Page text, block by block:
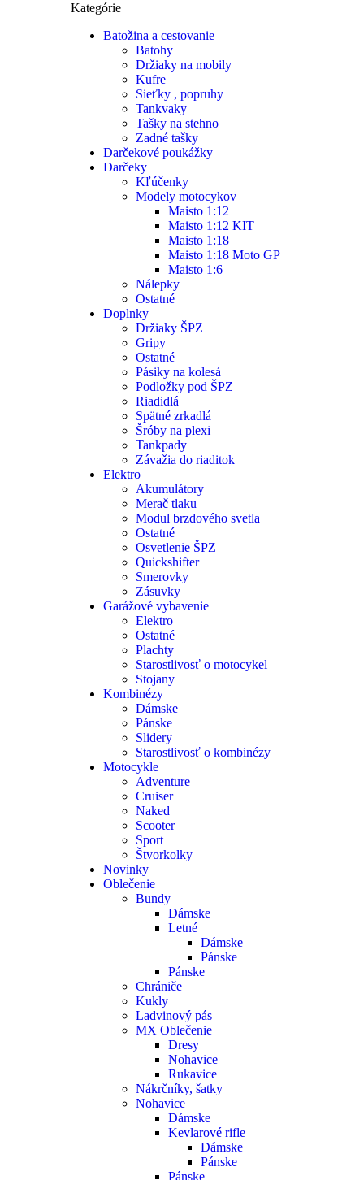
Kategórie
Batožina a cestovanie
Batohy
Držiaky na mobily
Kufre
Sieťky , popruhy
Tankvaky
Tašky na stehno
Zadné tašky
Darčekové poukážky
Darčeky
Kľúčenky
Modely motocykov
Maisto 1:12
Maisto 1:12 KIT
Maisto 1:18
Maisto 1:18 Moto GP
Maisto 1:6
Nálepky
Ostatné
Doplnky
Držiaky ŠPZ
Gripy
Ostatné
Pásiky na kolesá
Podložky pod ŠPZ
Riadidlá
Spätné zrkadlá
Šróby na plexi
Tankpady
Závažia do riaditok
Elektro
Akumulátory
Merač tlaku
Modul brzdového svetla
Ostatné
Osvetlenie ŠPZ
Quickshifter
Smerovky
Zásuvky
Garážové vybavenie
Elektro
Ostatné
Plachty
Starostlivosť o motocykel
Stojany
Kombinézy
Dámske
Pánske
Slidery
Starostlivosť o kombinézy
Motocykle
Adventure
Cruiser
Naked
Scooter
Sport
Štvorkolky
Novinky
Oblečenie
Bundy
Dámske
Letné
Dámske
Pánske
Pánske
Chrániče
Kukly
Ladvinový pás
MX Oblečenie
Dresy
Nohavice
Rukavice
Nákrčníky, šatky
Nohavice
Dámske
Kevlarové rifle
Dámske
Pánske
Pánske